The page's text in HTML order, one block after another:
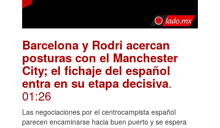
Barcelona y Rodri acercan
posturas con el Manchester
City; el fichaje del español
entra en su etapa decisiva.
01:26
Las negociaciones por el centrocampista español
parecen encaminarse hacia buen puerto y se espera